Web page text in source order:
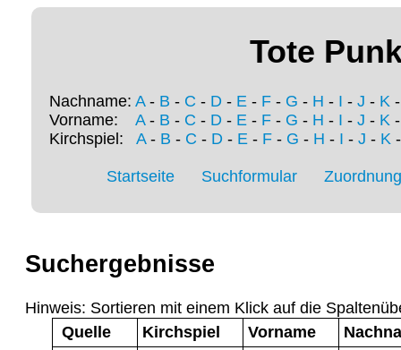
Tote
Nachname: A- B - C - D - E - F - G - H - I - J - K
Vorname: A- B - C - D - E - F - G - H - I - J - K
Kirchspiel: A- B - C - D- E- F- G - H - I - J - K
Startseite Suchformular
Suchergebnisse
Hinweis: Sortieren mit einem Klick auf die
Quelle
Kirchspiel Vorname